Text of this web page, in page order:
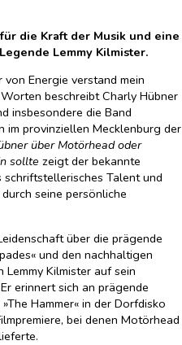
die Kraft der Musik und eine
Lemmy Kilmister.
von Energie verstand mein
beschreibt Charly Hübner
insbesondere die Band
im provinziellen Mecklenburg der
über Motörhead oder
sollte zeigt der bekannte
schriftstellerisches Talent und
seine persönliche
über die prägende
und den nachhaltigen
Kilmister auf sein
erinnert sich an prägende
Hammer« in der Dorfdisko
bei denen Motörhead